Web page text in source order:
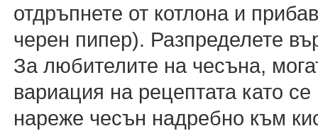
отдръпнете от котлона и
черен пипер). Разпределете
За любителите на чесъна,
вариация на рецептата като
нареже чесън надребно към